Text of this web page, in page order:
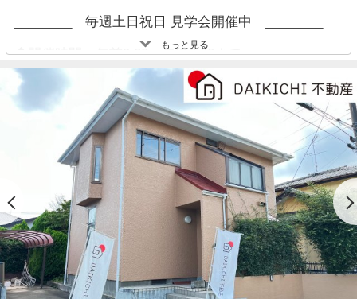
________ 毎週土日祝日 見学会開催中 ________
◆開催時間：午前9:00～午後6:00まで
※現地にスタッフは常駐しておりません。
経験豊富なキャリアのあるスタッフが物件資料を現
地までお届けし、各物件の特徴や仕様・設備につい
て等、細かくご説明させて頂きます！
お子様連れでも問題ございません、この機会にぜひ
現地をご覧ください♪
ご希望の方は下記までご連絡下さいませ。
【株式会社DAIKICHI不動産】
【お問い合わせ：048-580-7057】
________ 住宅ローン相談会開催中 ________
DAIKICHI不動産はローンに自信があります！！
もっと見る